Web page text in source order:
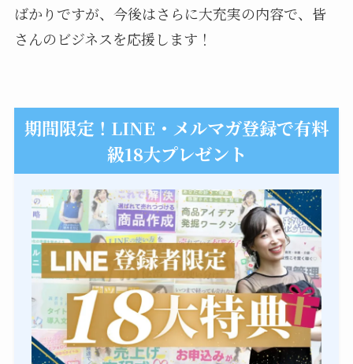
ばかりですが、今後はさらに大充実の内容で、皆
さんのビジネスを応援します！
期間限定！LINE・メルマガ登録で有料
級18大プレゼント